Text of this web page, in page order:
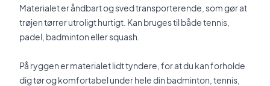
Materialet er åndbart og sved transporterende, som gør at
trøjen tørrer utroligt hurtigt. Kan bruges til både tennis,
padel, badminton eller squash.
På ryggen er materialet lidt tyndere, for at du kan forholde
dig tør og komfortabel under hele din badminton, tennis,